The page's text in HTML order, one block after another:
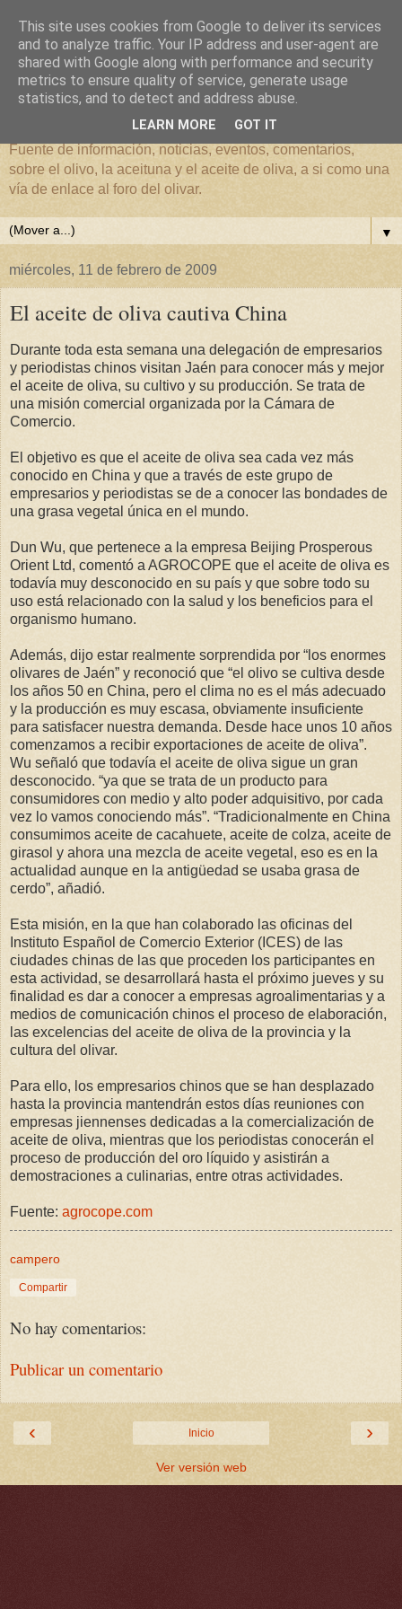
El mundo del Olivar
Fuente de información, noticias, eventos, comentarios,
sobre el olivo, la aceituna y el aceite de oliva, a si como una
vía de enlace al foro del olivar.
▼
miércoles, 11 de febrero de 2009
El aceite de oliva cautiva China
Durante toda esta semana una delegación de empresarios
y periodistas chinos visitan Jaén para conocer más y mejor
el aceite de oliva, su cultivo y su producción. Se trata de
una misión comercial organizada por la Cámara de
Comercio.
El objetivo es que el aceite de oliva sea cada vez más
conocido en China y que a través de este grupo de
empresarios y periodistas se de a conocer las bondades de
una grasa vegetal única en el mundo.
Dun Wu, que pertenece a la empresa Beijing Prosperous
Orient Ltd, comentó a AGROCOPE que el aceite de oliva es
todavía muy desconocido en su país y que sobre todo su
uso está relacionado con la salud y los beneficios para el
organismo humano.
Además, dijo estar realmente sorprendida por “los enormes
olivares de Jaén” y reconoció que “el olivo se cultiva desde
los años 50 en China, pero el clima no es el más adecuado
y la producción es muy escasa, obviamente insuficiente
para satisfacer nuestra demanda. Desde hace unos 10 años
comenzamos a recibir exportaciones de aceite de oliva”.
Wu señaló que todavía el aceite de oliva sigue un gran
desconocido. “ya que se trata de un producto para
consumidores con medio y alto poder adquisitivo, por cada
vez lo vamos conociendo más”. “Tradicionalmente en China
consumimos aceite de cacahuete, aceite de colza, aceite de
girasol y ahora una mezcla de aceite vegetal, eso es en la
actualidad aunque en la antigüedad se usaba grasa de
cerdo”, añadió.
Esta misión, en la que han colaborado las oficinas del
Instituto Español de Comercio Exterior (ICES) de las
ciudades chinas de las que proceden los participantes en
esta actividad, se desarrollará hasta el próximo jueves y su
finalidad es dar a conocer a empresas agroalimentarias y a
medios de comunicación chinos el proceso de elaboración,
las excelencias del aceite de oliva de la provincia y la
cultura del olivar.
Para ello, los empresarios chinos que se han desplazado
hasta la provincia mantendrán estos días reuniones con
empresas jiennenses dedicadas a la comercialización de
aceite de oliva, mientras que los periodistas conocerán el
proceso de producción del oro líquido y asistirán a
demostraciones a culinarias, entre otras actividades.
Fuente: agrocope.com
campero
Compartir
No hay comentarios:
Publicar un comentario
‹ ›
Inicio
Ver versión web
This site uses cookies from Google to deliver its services
and to analyze traffic. Your IP address and user-agent are
shared with Google along with performance and security
metrics to ensure quality of service, generate usage
statistics, and to detect and address abuse.
LEARN MORE GOT IT